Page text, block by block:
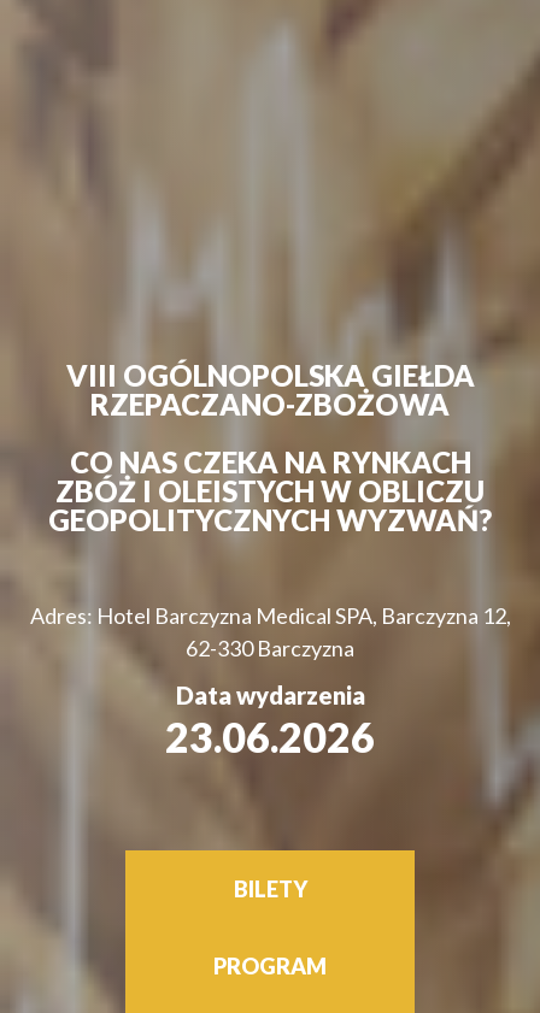
VIII OGÓLNOPOLSKA GIEŁDA
RZEPACZANO-ZBOŻOWA
CO NAS CZEKA NA RYNKACH
ZBÓŻ I OLEISTYCH W OBLICZU
GEOPOLITYCZNYCH WYZWAŃ?
Adres: Hotel Barczyzna Medical SPA, Barczyzna 12,
62-330 Barczyzna
Data wydarzenia
23.06.2026
BILETY
PROGRAM